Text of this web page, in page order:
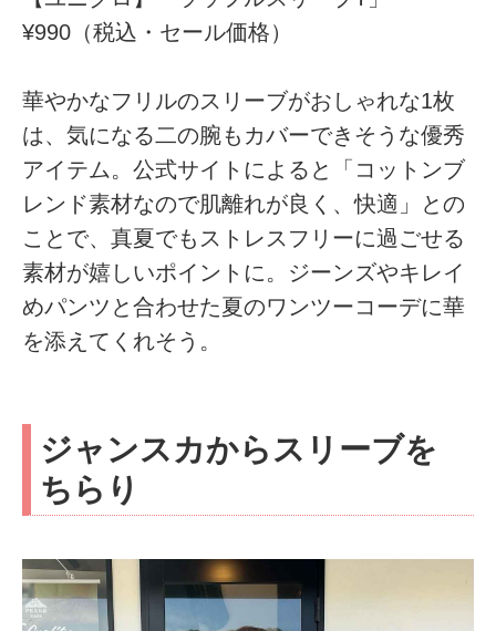
¥990（税込・セール価格）
華やかなフリルのスリーブがおしゃれな1枚
は、気になる二の腕もカバーできそうな優秀
アイテム。公式サイトによると「コットンブ
レンド素材なので肌離れが良く、快適」との
ことで、真夏でもストレスフリーに過ごせる
素材が嬉しいポイントに。ジーンズやキレイ
めパンツと合わせた夏のワンツーコーデに華
を添えてくれそう。
ジャンスカからスリーブを
ちらり